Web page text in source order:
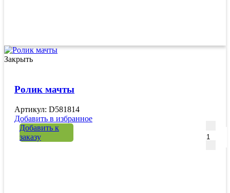
Закрыть
Ролик мачты
Артикул: D581814
Добавить в избранное
Добавить к
заказу